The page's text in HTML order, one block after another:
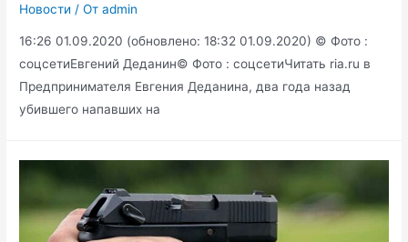
Новости / От admin
16:26 01.09.2020 (обновлено: 18:32 01.09.2020) © Фото :
соцсетиЕвгений Деданин© Фото : соцсетиЧитать ria.ru в
Предпринимателя Евгения Деданина, два года назад
убившего напавших на